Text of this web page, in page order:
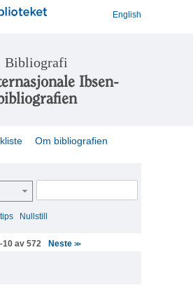
English
Bibliografi
Ibsen-
Om bibliografien
Nullstill
av 572 Neste >>